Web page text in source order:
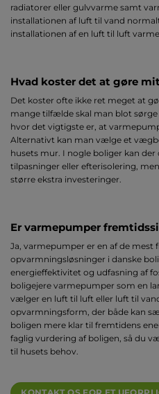
radiatorer eller gulvvarme samt
installationen af luft til vand
installationen af en luft til luft
Hvad koster det at gøre
Det koster ofte ikke ret meget at
mange tilfælde skal man blot
hvor det vigtigste er, at
Alternativt kan man vælge et
husets mur. I nogle boliger kan
tilpasninger eller efterisolering,
større ekstra investeringer.
Er varmepumper
Ja, varmepumper er en af de mest
opvarmningsløsninger i danske
energieffektivitet og udfasning af
boligejere varmepumper som en
vælger en luft til luft eller luft til
opvarmningsform, der både kan
boligen mere klar til fremtidens
faglig vurdering af boligen, så du
til husets behov.